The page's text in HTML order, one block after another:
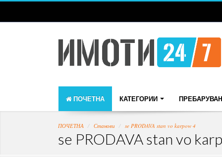
ПОЧЕТНА КАТЕГОРИИ
ПОЧЕТНА Станови se PRODAVA stan vo karpow 4
se PRODAVA stan vo